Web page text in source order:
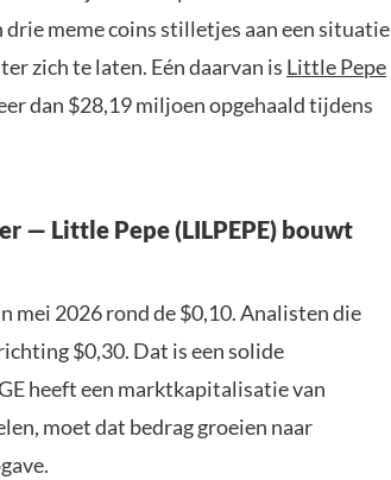
meme coins stilletjes aan een situatie
zich te laten. Eén daarvan is Little Pepe
dan $28,19 miljoen opgehaald tijdens
— Little Pepe (LILPEPE) bouwt
mei 2026 rond de $0,10. Analisten die
$0,30. Dat is een solide
heeft een marktkapitalisatie van
moet dat bedrag groeien naar